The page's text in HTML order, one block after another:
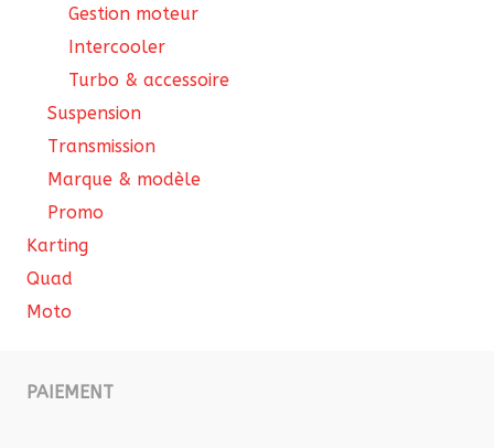
Gestion moteur
Intercooler
Turbo & accessoire
Suspension
Transmission
Marque & modèle
Promo
Karting
Quad
Moto
PAIEMENT